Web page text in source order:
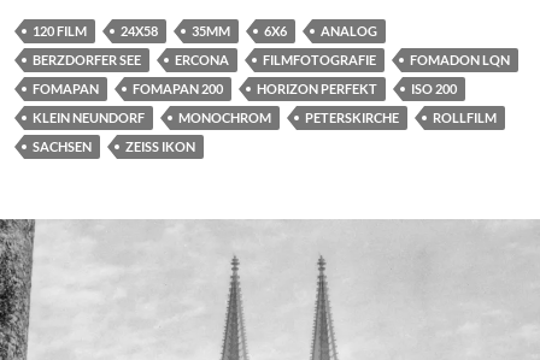
120 FILM 24X58 35MM 6X6
ANALOG
BERZDORFER SEE
ERCONA FILMFOTOGRAFIE
FOMADON LQN
FOMAPAN
FOMAPAN 200 HORIZON PERFEKT
ISO 200
KLEIN NEUNDORF
MONOCHROM PETERSKIRCHE
ROLLFILM
SACHSEN
ZEISS IKON